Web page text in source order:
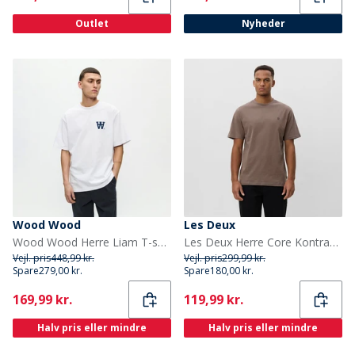
Outlet Nyheder
Wood Wood
Wood Wood Herre Liam T-shirt Bright White Np
Vejl. pris448,99 kr.
Spare279,00 kr.
Current
169,99 kr.
Halv pris eller mindre
Les Deux
Les Deux Herre Core Kontrast T-shirt Mountain Grey Brown
Vejl. pris299,99 kr.
Spare180,00 kr.
Current
119,99 kr.
Halv pris eller mindre